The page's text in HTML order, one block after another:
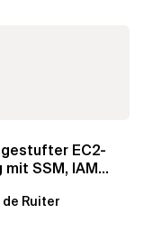
EC2-
mit SSM, IAM
de Ruiter